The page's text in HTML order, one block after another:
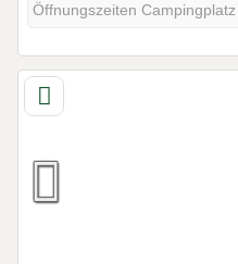
Öffnungszeiten Campingplatz